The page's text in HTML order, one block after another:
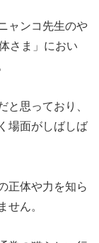
ャンコ先生のや
さま」におい
と思っており、
場面がしばしば
正体や力を知ら
せん。